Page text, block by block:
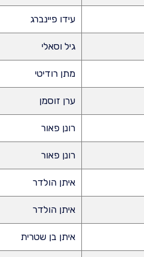
עידו פיינברג
גיל וסאלי
מתן רודיטי
ערן זוסמן
רונן פאור
רונן פאור
איתן הולדר
איתן הולדר
איתן בן שטרית